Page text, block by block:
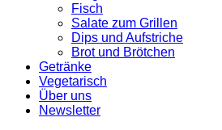
Fisch
Salate zum Grillen
Dips und Aufstriche
Brot und Brötchen
Getränke
Vegetarisch
Über uns
Newsletter